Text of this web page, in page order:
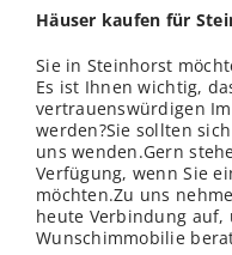
Häuser kaufen für
Sie in Steinhorst
Es ist Ihnen wichtig,
vertrauenswürdigen
werden?Sie sollten
uns wenden.Gern
Verfügung, wenn Sie
möchten.Zu uns
heute Verbindung
Wunschimmobilie